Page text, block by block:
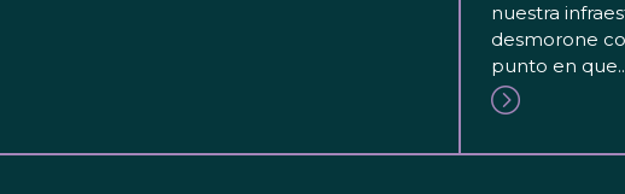
nuestra
desmorone
punto en